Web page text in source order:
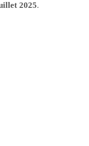
2025.